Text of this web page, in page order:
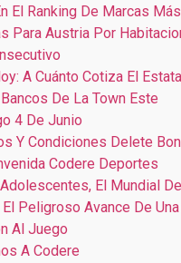
El Ranking De Marcas Más
Para Austria Por
A Cuánto Cotiza El Estatal
De La Town Este
4 De Junio
Y Condiciones Delete
Codere Deportes
El Mundial De
El Peligroso Avance De Una
Al Juego
A Codere